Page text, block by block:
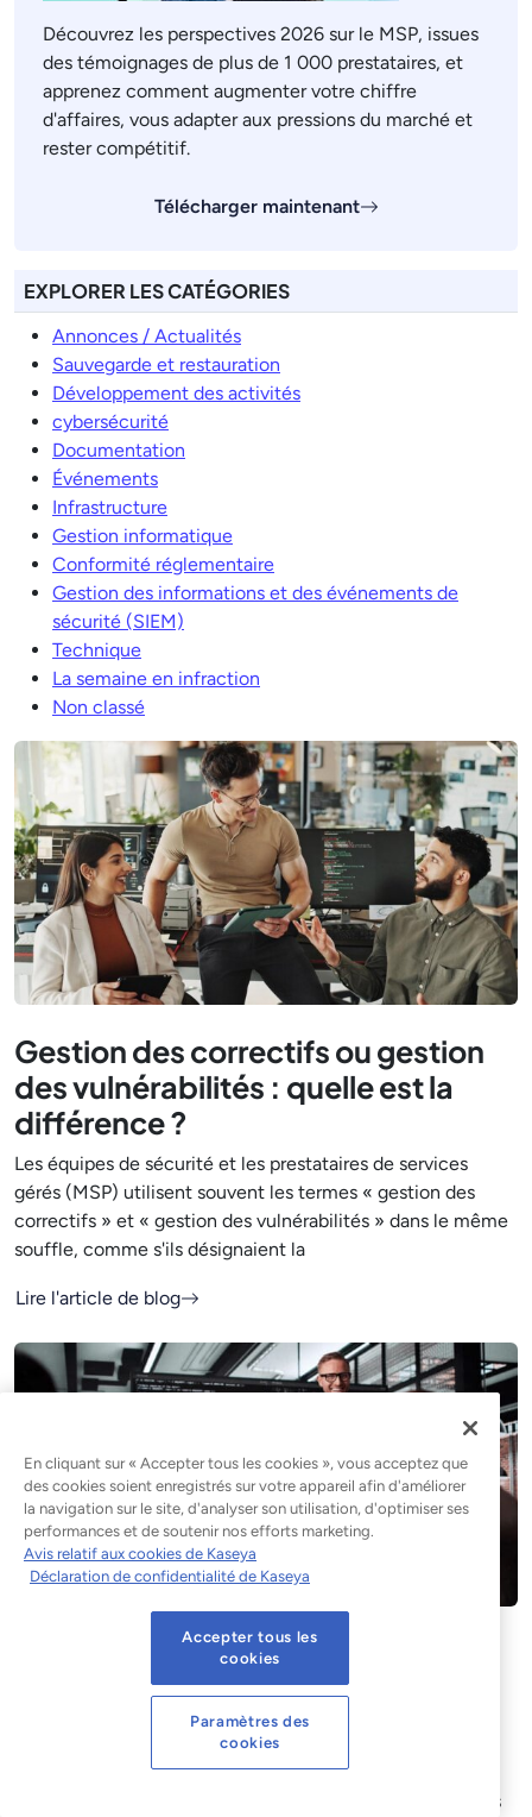
Découvrez les perspectives 2026 sur le MSP, issues
des témoignages de plus de 1 000 prestataires, et
apprenez comment augmenter votre chiffre
d'affaires, vous adapter aux pressions du marché et
rester compétitif.
Télécharger maintenant
EXPLORER LES CATÉGORIES
Annonces / Actualités
Sauvegarde et restauration
Développement des activités
cybersécurité
Documentation
Événements
Infrastructure
Gestion informatique
Conformité réglementaire
Gestion des informations et des événements de
sécurité (SIEM)
Technique
La semaine en infraction
Non classé
Gestion des correctifs ou gestion
des vulnérabilités : quelle est la
différence ?
Les équipes de sécurité et les prestataires de services
gérés (MSP) utilisent souvent les termes « gestion des
correctifs » et « gestion des vulnérabilités » dans le même
souffle, comme s'ils désignaient la
Lire l'article de blog
Qu'est-ce que la gestion des
correctifs ? Un guide complet
destiné aux MSP et aux équipes
informatiques
Tout environnement informatique repose sur des logiciels
En cliquant sur « Accepter tous les cookies », vous acceptez que
des cookies soient enregistrés sur votre appareil afin d'améliorer
la navigation sur le site, d'analyser son utilisation, d'optimiser ses
performances et de soutenir nos efforts marketing.
Avis relatif aux cookies de Kaseya
Déclaration de confidentialité de Kaseya
Accepter tous les
cookies
Paramètres des
cookies